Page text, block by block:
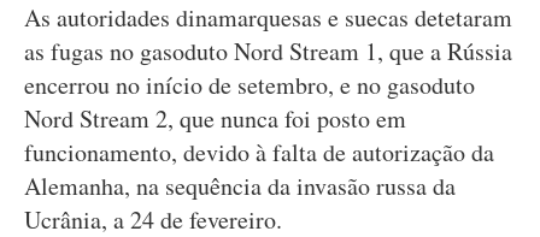
As autoridades dinamarquesas e suecas detetaram
as fugas no gasoduto Nord Stream 1, que a Rússia
encerrou no início de setembro, e no gasoduto
Nord Stream 2, que nunca foi posto em
funcionamento, devido à falta de autorização da
Alemanha, na sequência da invasão russa da
Ucrânia, a 24 de fevereiro.